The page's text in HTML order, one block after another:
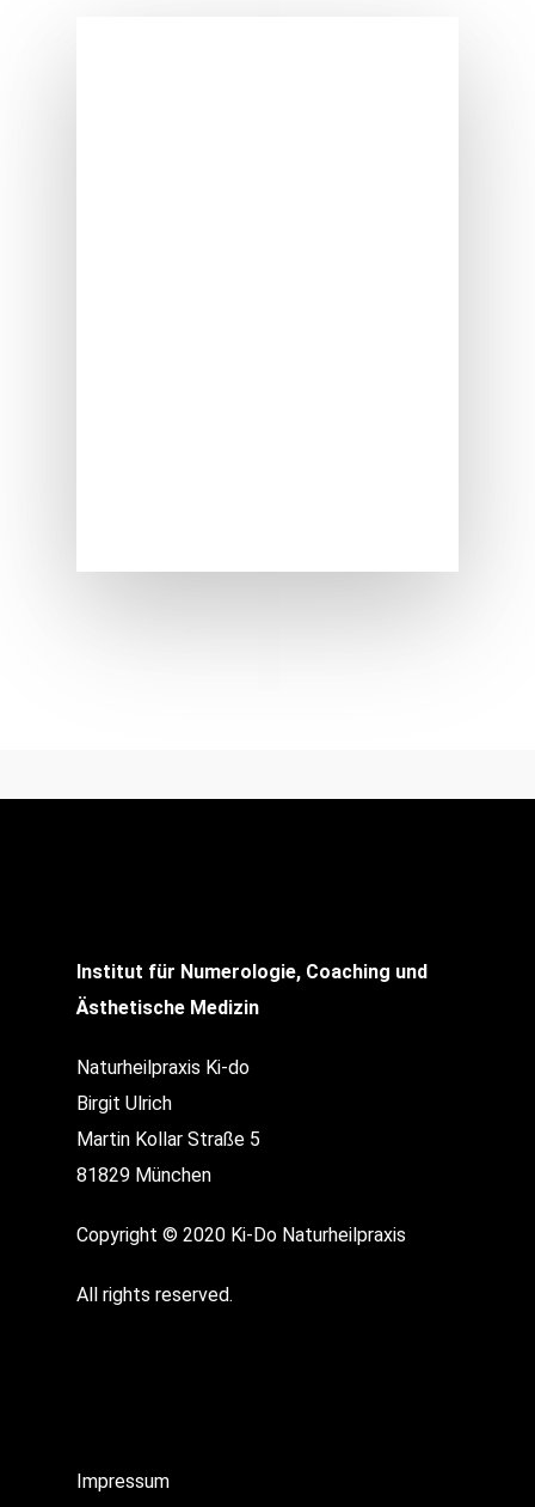
Institut für Numerologie, Coaching und
Ästhetische Medizin
Naturheilpraxis Ki-do
Birgit Ulrich
Martin Kollar Straße 5
81829 München
Copyright © 2020 Ki-Do Naturheilpraxis
All rights reserved.
Impressum